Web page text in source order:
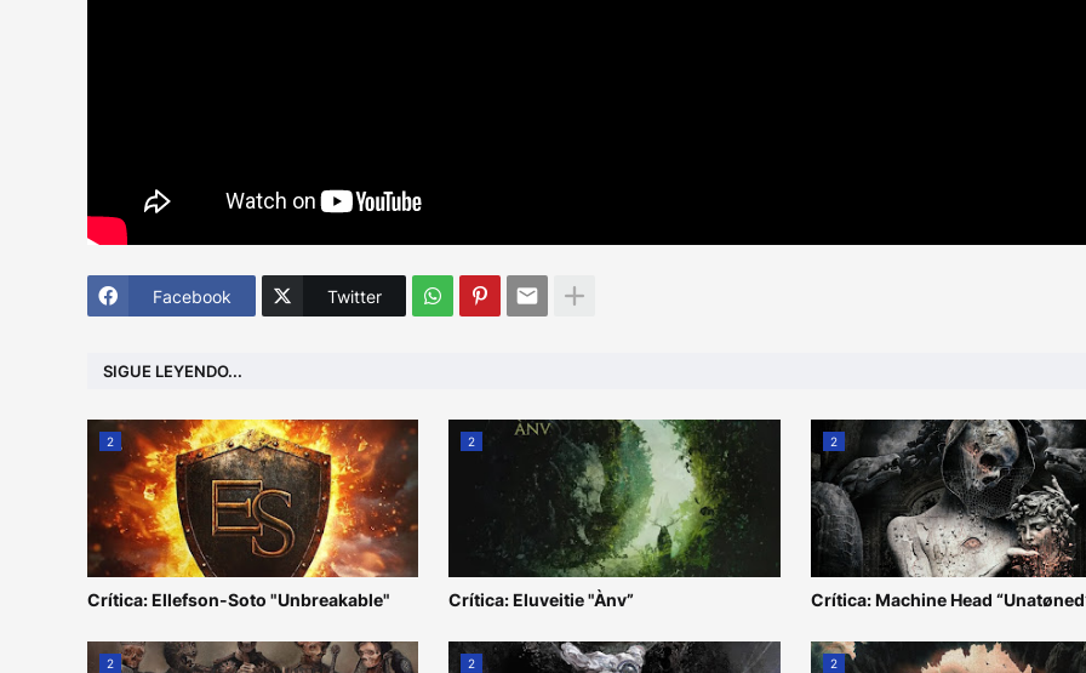
Facebook Twitter
SIGUE LEYENDO...
2
Crítica: Ellefson-Soto "Unbreakable"
2
Crítica: Eluveitie "Ànv”
2
Crítica: Machine Head
2 2 2